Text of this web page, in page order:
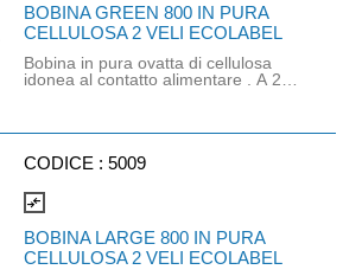
BOBINA GREEN 800 IN PURA
CELLULOSA 2 VELI ECOLABEL
Bobina in pura ovatta di cellulosa
idonea al contatto alimentare . A 2
Dimensione strappo: H 23.5x21cm. .
CODICE :5009
compare_arrows
BOBINA LARGE 800 IN PURA
CELLULOSA 2 VELI ECOLABEL